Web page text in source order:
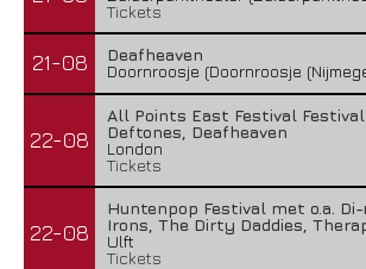
Tickets
21-08
Deafheaven
Doornroosje (Doornroosje
22-08
All Points East Festival Festival
Deftones, Deafheaven
London
Tickets
22-08
Huntenpop Festival met o.a.
Irons, The Dirty Daddies,
Ulft
Tickets